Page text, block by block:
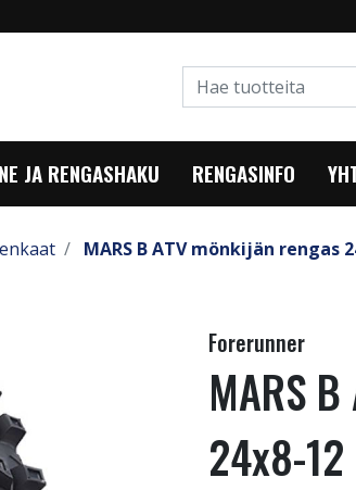
JA RENGASHAKU RENGASINFO
MARS B ATV mönkijän rengas
Forerunner
MARS
24x8-12